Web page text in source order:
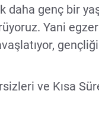
daha genç bir
Yani
ve Kısa